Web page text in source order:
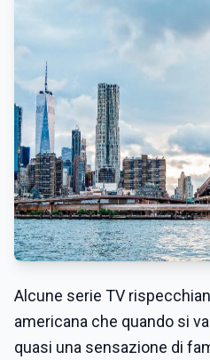
Alcune serie TV
americana che quando si
quasi una sensazione di